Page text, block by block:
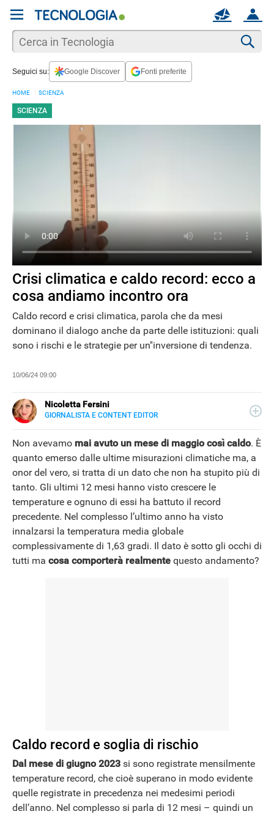
ACCOUNT
MAIL
NEWS
Seguici su: Google Discover Fonti preferite
HOME SCIENZA
SCIENZA
Crisi climatica e caldo record: ecco a
cosa andiamo incontro ora
Caldo record e crisi climatica, parola che da mesi
dominano il dialogo anche da parte delle istituzioni: quali
sono i rischi e le strategie per un''inversione di tendenza.
10/06/24 09:00
Nicoletta Fersini
GIORNALISTA E CONTENT EDITOR
anime: quella critica di giornalista e quella creativa di
content editor. Per Libero Tecnologia scrive di scienza e
nuove scoperte, nel tempo libero si dedica alle dinamiche
di Google.
Non avevamo mai avuto un mese di maggio così caldo. È
quanto emerso dalle ultime misurazioni climatiche ma, a
onor del vero, si tratta di un dato che non ha stupito più di
tanto. Gli ultimi 12 mesi hanno visto crescere le
temperature e ognuno di essi ha battuto il record
precedente. Nel complesso l’ultimo anno ha visto
innalzarsi la temperatura media globale
complessivamente di 1,63 gradi. Il dato è sotto gli occhi di
tutti ma cosa comporterà realmente questo andamento?
Caldo record e soglia di rischio
Dal mese di giugno 2023 si sono registrate mensilmente
temperature record, che cioè superano in modo evidente
quelle registrate in precedenza nei medesimi periodi
dell’anno. Nel complesso si parla di 12 mesi – quindi un